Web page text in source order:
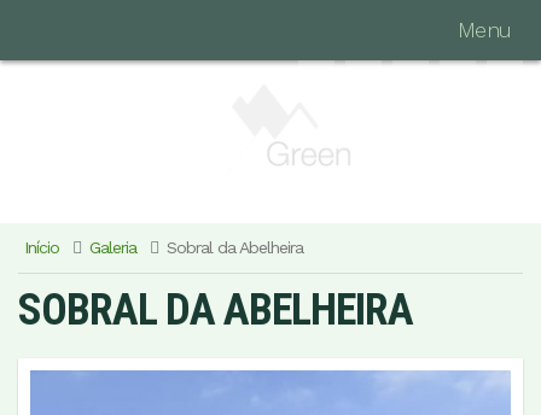
Menu
Início Galeria Sobral da Abelheira
SOBRAL DA ABELHEIRA